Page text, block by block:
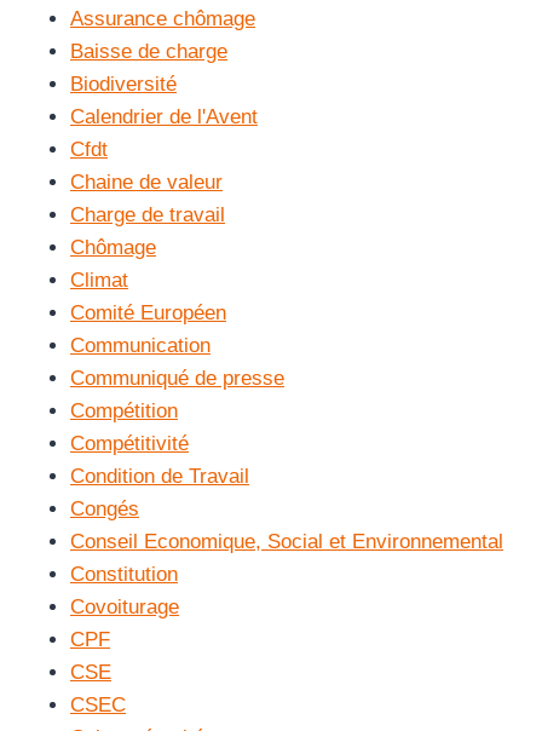
Assurance chômage
Baisse de charge
Biodiversité
Calendrier de l'Avent
Cfdt
Chaine de valeur
Charge de travail
Chômage
Climat
Comité Européen
Communication
Communiqué de presse
Compétition
Compétitivité
Condition de Travail
Congés
Conseil Economique, Social et Environnemental
Constitution
Covoiturage
CPF
CSE
CSEC